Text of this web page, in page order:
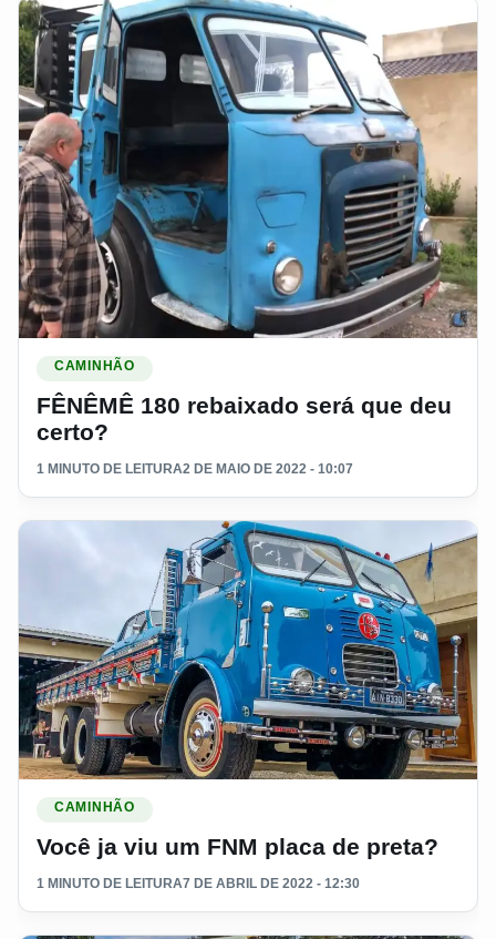
CAMINHÃO
FÊNÊMÊ 180 rebaixado será que deu
certo?
1 MINUTO DE LEITURA2 DE MAIO DE 2022 - 10:07
CAMINHÃO
Você ja viu um FNM placa de preta?
1 MINUTO DE LEITURA7 DE ABRIL DE 2022 - 12:30